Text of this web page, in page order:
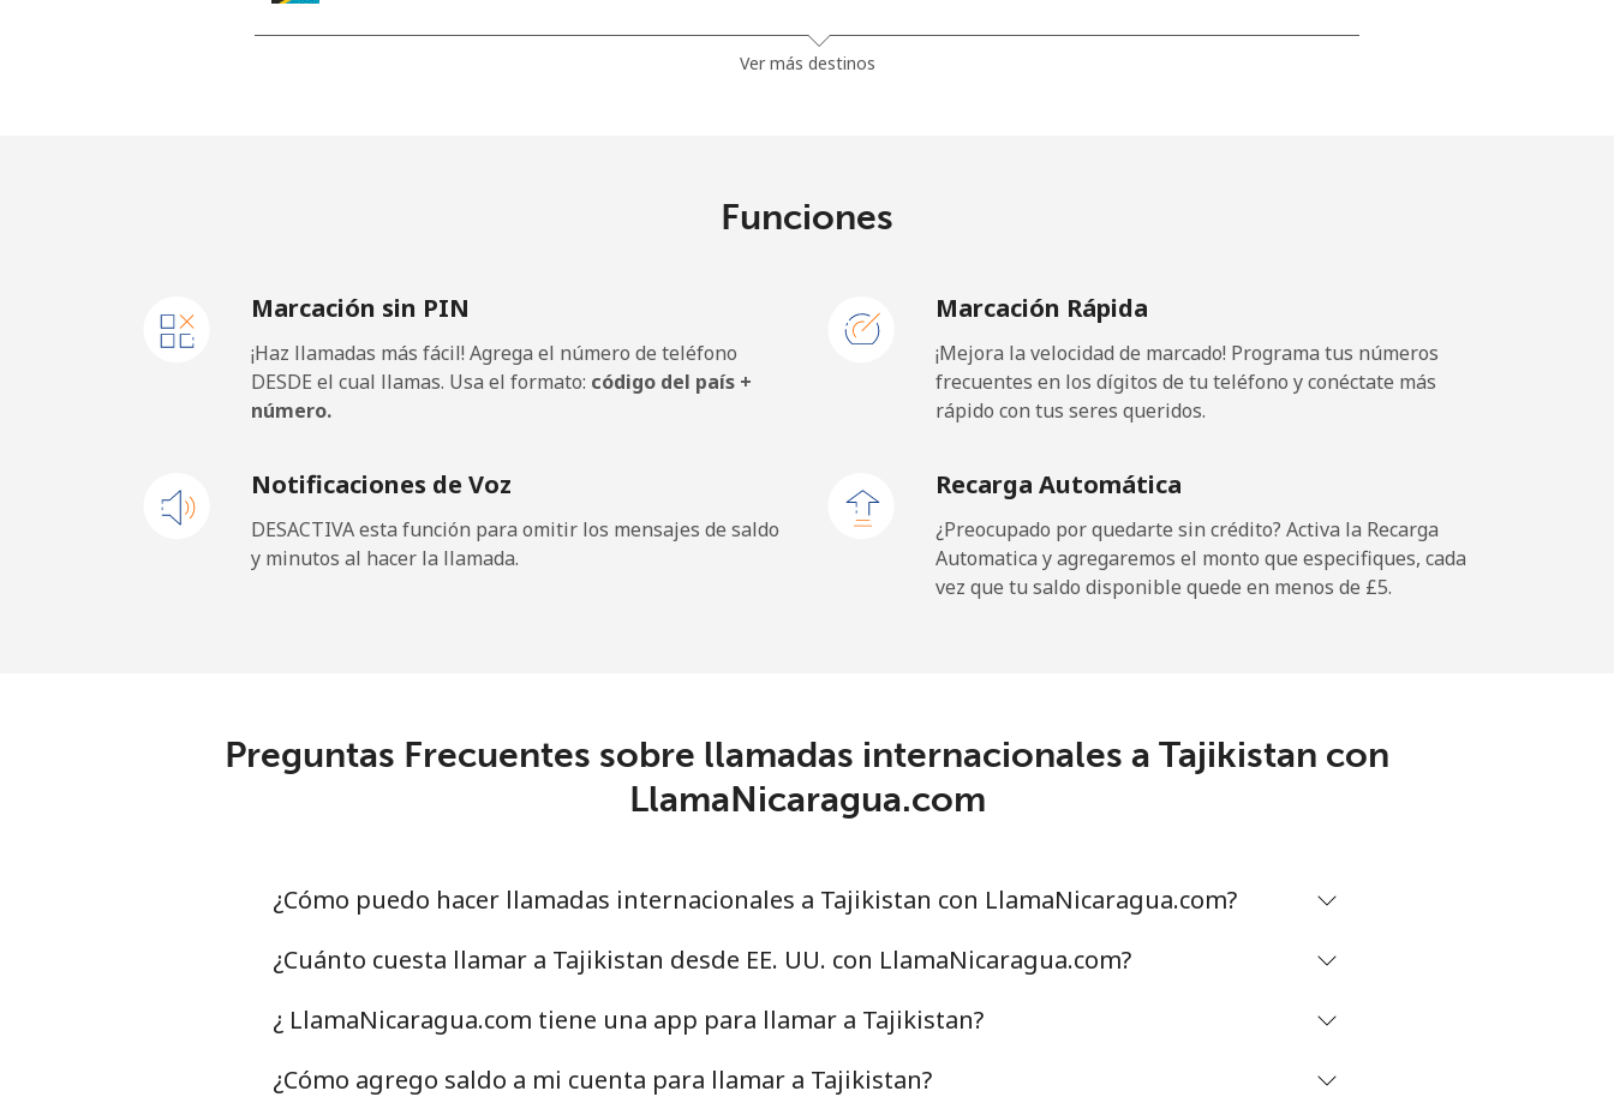
Celular 285 min por ⁦£10⁩
Togo
Celular 33 min por ⁦£10⁩
Tokelau
Línea fija ⁦99.5p⁩ 10 min por ⁦£10⁩ -
9 min por ⁦£10⁩
Línea fija ⁦5.9p⁩ 169 min por ⁦£10⁩
Celular ⁦18.5p⁩ 54 min por ⁦£10⁩
Tunisia
Ver más destinos
Funciones
Marcación sin PIN
¡Haz llamadas más fácil! Agrega el número de teléfono
DESDE el cual llamas. Usa el formato: código del país +
número.
Marcación Rápida
¡Mejora la velocidad de marcado! Programa tus números
frecuentes en los dígitos de tu teléfono y conéctate más
rápido con tus seres queridos.
Notificaciones de Voz
DESACTIVA esta función para omitir los mensajes de saldo
y minutos al hacer la llamada.
Recarga Automática
¿Preocupado por quedarte sin crédito? Activa la Recarga
Automatica y agregaremos el monto que especifiques, cada
vez que tu saldo disponible quede en menos de ⁦£5⁩.
Preguntas Frecuentes sobre llamadas internacionales a Tajikistan con
LlamaNicaragua.com
¿Cómo puedo hacer llamadas internacionales a Tajikistan con LlamaNicaragua.com?
¿Cuánto cuesta llamar a Tajikistan desde EE. UU. con LlamaNicaragua.com?
¿ LlamaNicaragua.com tiene una app para llamar a Tajikistan?
¿Cómo agrego saldo a mi cuenta para llamar a Tajikistan?